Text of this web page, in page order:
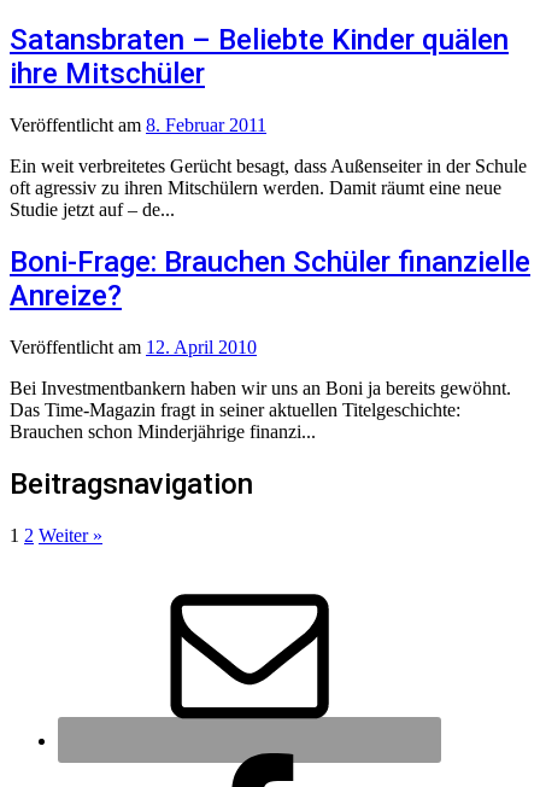
Satansbraten – Beliebte Kinder quälen
ihre Mitschüler
Veröffentlicht am 8. Februar 2011
Ein weit verbreitetes Gerücht besagt, dass Außenseiter in der Schule
oft agressiv zu ihren Mitschülern werden. Damit räumt eine neue
Studie jetzt auf – de...
Boni-Frage: Brauchen Schüler finanzielle
Anreize?
Veröffentlicht am 12. April 2010
Bei Investmentbankern haben wir uns an Boni ja bereits gewöhnt.
Das Time-Magazin fragt in seiner aktuellen Titelgeschichte:
Brauchen schon Minderjährige finanzi...
Beitragsnavigation
1 2 Weiter »